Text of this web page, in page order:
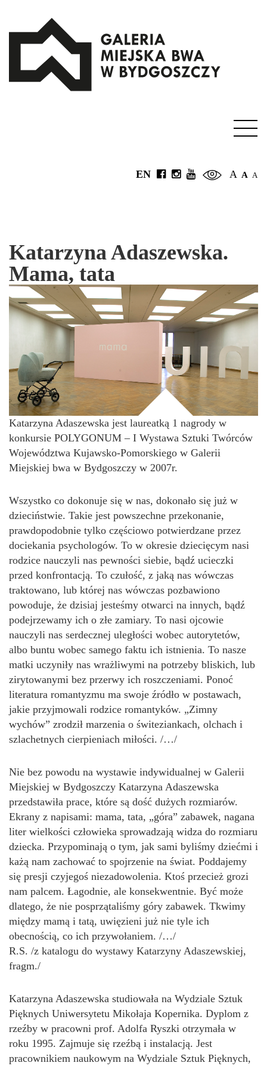
A A A
EN
Katarzyna Adaszewska.
Mama, tata
Katarzyna Adaszewska jest laureatką 1 nagrody w
konkursie POLYGONUM – I Wystawa Sztuki Twórców
Województwa Kujawsko-Pomorskiego w Galerii
Miejskiej bwa w Bydgoszczy w 2007r.
Wszystko co dokonuje się w nas, dokonało się już w
dzieciństwie. Takie jest powszechne przekonanie,
prawdopodobnie tylko częściowo potwierdzane przez
dociekania psychologów. To w okresie dziecięcym nasi
rodzice nauczyli nas pewności siebie, bądź ucieczki
przed konfrontacją. To czułość, z jaką nas wówczas
traktowano, lub której nas wówczas pozbawiono
powoduje, że dzisiaj jesteśmy otwarci na innych, bądź
podejrzewamy ich o złe zamiary. To nasi ojcowie
nauczyli nas serdecznej uległości wobec autorytetów,
albo buntu wobec samego faktu ich istnienia. To nasze
matki uczyniły nas wrażliwymi na potrzeby bliskich, lub
zirytowanymi bez przerwy ich roszczeniami. Ponoć
literatura romantyzmu ma swoje źródło w postawach,
jakie przyjmowali rodzice romantyków. „Zimny
wychów” zrodził marzenia o świteziankach, olchach i
szlachetnych cierpieniach miłości. /…/
Nie bez powodu na wystawie indywidualnej w Galerii
Miejskiej w Bydgoszczy Katarzyna Adaszewska
przedstawiła prace, które są dość dużych rozmiarów.
Ekrany z napisami: mama, tata, „góra” zabawek, nagana
liter wielkości człowieka sprowadzają widza do rozmiaru
dziecka. Przypominają o tym, jak sami byliśmy dziećmi i
każą nam zachować to spojrzenie na świat. Poddajemy
się presji czyjegoś niezadowolenia. Ktoś przecież grozi
nam palcem. Łagodnie, ale konsekwentnie. Być może
dlatego, że nie posprzątaliśmy góry zabawek. Tkwimy
między mamą i tatą, uwięzieni już nie tyle ich
obecnością, co ich przywołaniem. /…/
R.S. /z katalogu do wystawy Katarzyny Adaszewskiej,
fragm./
Katarzyna Adaszewska studiowała na Wydziale Sztuk
Pięknych Uniwersytetu Mikołaja Kopernika. Dyplom z
rzeźby w pracowni prof. Adolfa Ryszki otrzymała w
roku 1995. Zajmuje się rzeźbą i instalacją. Jest
pracownikiem naukowym na Wydziale Sztuk Pięknych,